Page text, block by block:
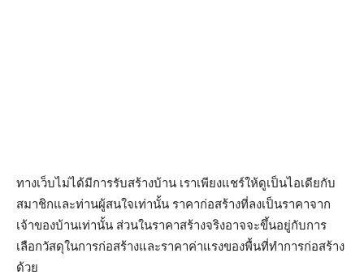
ทางเว็บไม่ได้มีการรับสร้างบ้าน เราเพียงแชร์ให้ดูเป็นไอเดียกับ
สมาชิกและท่านผู้สนใจเท่านั้น ราคาก่อสร้างที่ลงเป็นราคาจาก
เจ้าของบ้านเท่านั้น ส่วนในราคาสร้างจริงอาจจะขึ้นอยู่กับการ
เลือกวัสดุในการก่อสร้างและราคาค่าแรงของพื้นที่ทำการก่อสร้าง
ด้วย